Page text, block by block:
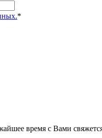
*
время с Вами